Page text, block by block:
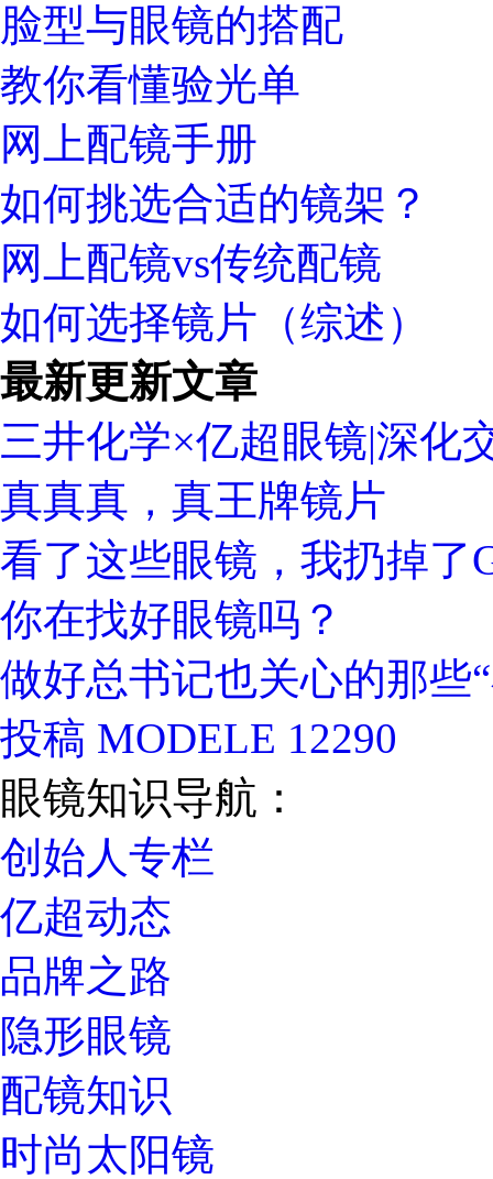
脸型与眼镜的搭配
教你看懂验光单
网上配镜手册
如何挑选合适的镜架？
网上配镜vs传统配镜
如何选择镜片（综述）
最新更新文章
三井化学×亿超眼镜|深化
真真真，真王牌镜片
看了这些眼镜，我扔掉了
你在找好眼镜吗？
做好总书记也关心的那些
投稿 MODELE 12290
眼镜知识导航：
创始人专栏
亿超动态
品牌之路
隐形眼镜
配镜知识
时尚太阳镜